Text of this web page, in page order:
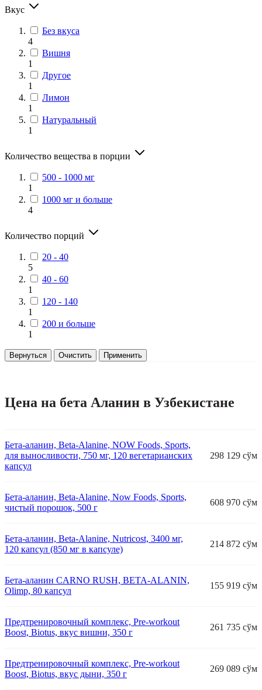
Вкус
Без вкуса
4
Вишня
1
Другое
1
Лимон
1
Натуральный
1
Количество вещества в порции
500 - 1000 мг
1
1000 мг и больше
4
Количество порций
20 - 40
5
40 - 60
1
120 - 140
1
200 и больше
1
Вернуться Очистить Применить
Цена на бета Аланин в Узбекистане
Бета-аланин, Beta-Alanine, NOW Foods, Sports,
для выносливости, 750 мг, 120 вегетарианских
капсул
298 129 сўм
Бета-аланин, Beta-Alanine, Now Foods, Sports,
чистый порошок, 500 г
608 970 сўм
Бета-аланин, Beta-Alanine, Nutricost, 3400 мг,
120 капсул (850 мг в капсуле)
214 872 сўм
Бета-аланин CARNO RUSH, BETA-ALANIN,
Olimp, 80 капсул
155 919 сўм
Предтренировочный комплекс, Pre-workout
Boost, Biotus, вкус вишни, 350 г
261 735 сўм
Предтренировочный комплекс, Pre-workout
Boost, Biotus, вкус дыни, 350 г
269 089 сўм